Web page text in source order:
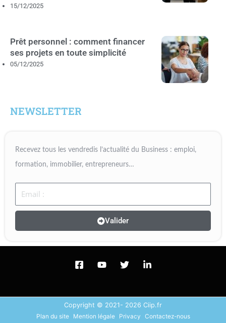
15/12/2025
Prêt personnel : comment financer
ses projets en toute simplicité
05/12/2025
NEWSLETTER
Recevez tous les vendredis l’actualité du Business : emploi,
formation, immobilier, entrepreneurs…
Email
Valider
Copyright © 2021- 2026 Ciip.fr
Plan du site Mention légale Privacy Contactez-nous